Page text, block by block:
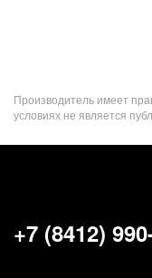
Производитель имеет
условиях не является
+7 (8412)